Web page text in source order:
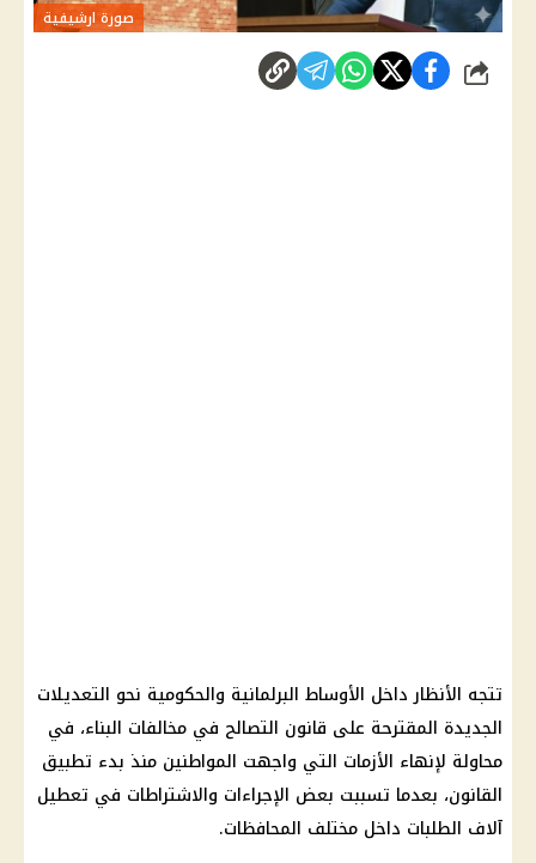
صورة ارشيفية
شارك
تتجه الأنظار داخل الأوساط البرلمانية والحكومية نحو التعديلات
الجديدة المقترحة على قانون التصالح في مخالفات البناء، في
محاولة لإنهاء الأزمات التي واجهت المواطنين منذ بدء تطبيق
القانون، بعدما تسببت بعض الإجراءات والاشتراطات في تعطيل
آلاف الطلبات داخل مختلف المحافظات.